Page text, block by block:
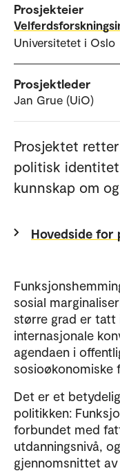
Prosjekteier
Universitetet i Oslo
Prosjektleder
Jan Grue (UiO)
Prosjektet
politisk identitet
kunnskap om
Hovedside for
sosial
større grad er tatt
internasjonale
agendaen i
sosioøkonomiske
Det er et
politikken:
forbundet med
utdanningsnivå,
gjennomsnittet av